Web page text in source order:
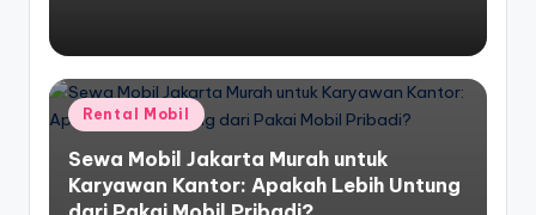
Posted
in
Rental Mobil
Sewa Mobil Jakarta Murah untuk
Karyawan Kantor: Apakah Lebih Untung